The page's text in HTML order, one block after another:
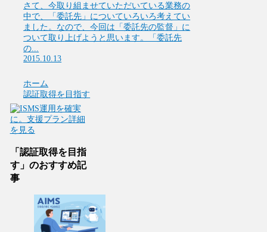
さて、今取り組ませていただいている業務の
中で、「委託先」についていろいろ考えてい
ました。なので、今回は「委託先の監督」に
ついて取り上げようと思います。「委託先
の...
2015.10.13
ホーム
認証取得を目指す
「認証取得を目指
す」のおすすめ記
事